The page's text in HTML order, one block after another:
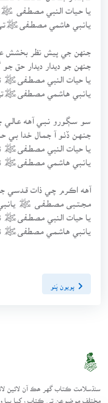
يـا حـيات الـنبي مـصطـفى
يـانـبي هاشمي
جـنهن جي پيش نظر بخشش
جـنهن جو ديدار ديدار حق جـو
يـا حيات الـنبي مـصطـفىﷺ
يـانـبي هـاشـمي
سـو سـڳـورو نـبـي آهـه عـالـي
جـنـهـن ڏٺـو آ جـمـال خـدا بـي
يـا حيات الـنبي مـصطـفىﷺ
يـانـبي هـاشـمي مـصطـفىﷺ
آهـه اڪـرم چـي ذات قـدسـي
مـجـتـبى مـصـطـفـى ﷺ
يـا حيات الـنبي مـصطـفىﷺ
يـانـبي هـاشـمـي مـصطفىﷺ
پويون پَنو
مختلف موضوعن تي ڪتاب رکيا پيا